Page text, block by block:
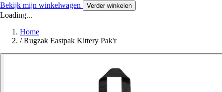
Bekijk mijn winkelwagen Verder winkelen
Loading...
Home
/ Rugzak Eastpak Kittery Pak'r